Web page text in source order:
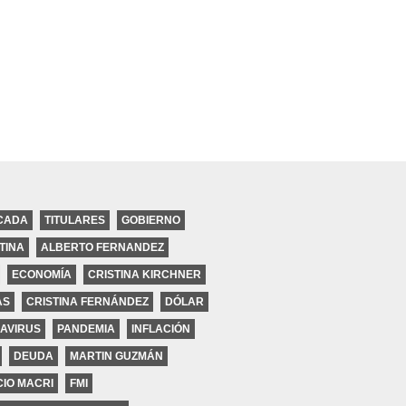
TITULARES GOBIERNO
ALBERTO FERNANDEZ
ECONOMÍA CRISTINA KIRCHNER
CRISTINA FERNÁNDEZ DÓLAR
PANDEMIA INFLACIÓN
DEUDA MARTIN GUZMÁN
MACRI FMI